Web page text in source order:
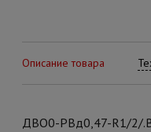
Описание товара
ДВО0-РВд0,47-R1/2/